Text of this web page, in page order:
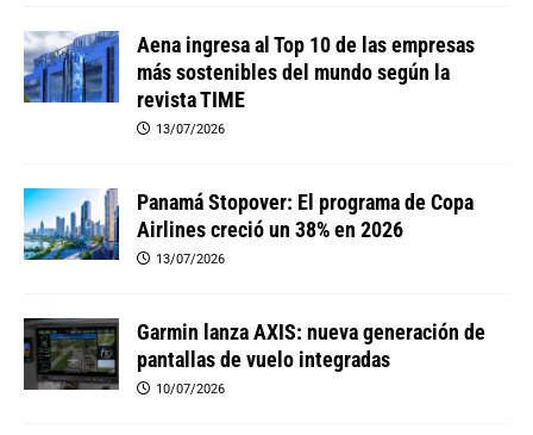
Aena ingresa al Top 10 de las empresas
más sostenibles del mundo según la
revista TIME
13/07/2026
Panamá Stopover: El programa de Copa
Airlines creció un 38% en 2026
13/07/2026
Garmin lanza AXIS: nueva generación de
pantallas de vuelo integradas
10/07/2026